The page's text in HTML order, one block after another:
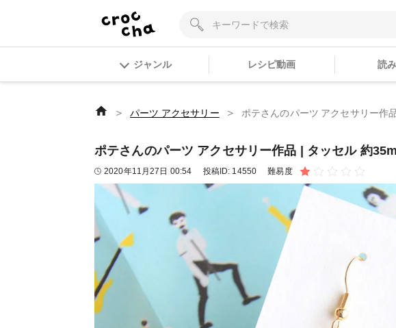
ジャンル レシピ動画 読
＞ パーツ アクセサリー ＞ ポテさんのパーツ アクセサリー作
ポテさんのパーツ アクセサリー作品 | タッセル 約
2020年11月27日 00:54 投稿ID: 14550 難易度